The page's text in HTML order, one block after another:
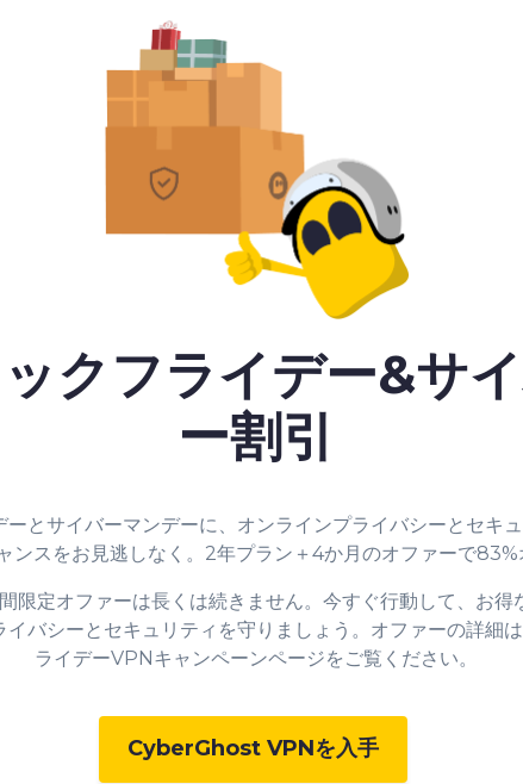
クフライデー&サ
ー割引
ーとサイバーマンデーに、オンラインプライバシーとセキ
ンスをお見逃しなく。2年プラン＋4か月のオファーで83%
限定オファーは長くは続きません。今すぐ行動して、お得
イバシーとセキュリティを守りましょう。オファーの詳細
ライデーVPNキャンペーンページをご覧ください。
CyberGhost VPNを入手